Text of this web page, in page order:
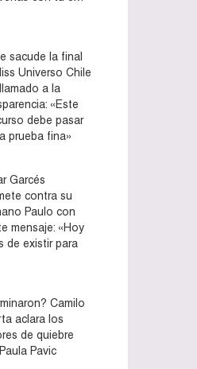
sacude la final
Universo Chile
a la
«Este
debe pasar
prueba fina»
Garcés
contra su
Paulo con
mensaje: «Hoy
de existir para
Camilo
aclara los
de quiebre
Pavic